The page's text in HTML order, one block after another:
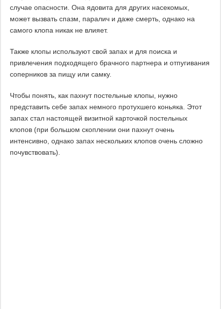
случае опасности. Она ядовита для других насекомых,
может вызвать спазм, паралич и даже смерть, однако на
самого клопа никак не влияет.
Также клопы используют свой запах и для поиска и
привлечения подходящего брачного партнера и отпугивания
соперников за пищу или самку.
Чтобы понять, как пахнут постельные клопы, нужно
представить себе запах немного протухшего коньяка. Этот
запах стал настоящей визитной карточкой постельных
клопов (при большом скоплении они пахнут очень
интенсивно, однако запах нескольких клопов очень сложно
почувствовать).